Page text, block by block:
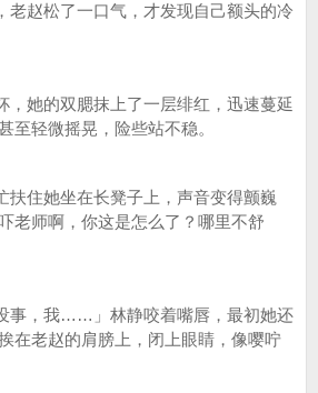
赵松了一口气，才发现自己额头的冷
她的双腮抹上了一层绯红，迅速蔓延
至轻微摇晃，险些站不稳。
住她坐在长凳子上，声音变得颤巍
老师啊，你这是怎么了？哪里不舒
，我……」林静咬着嘴唇，最初她还
在老赵的肩膀上，闭上眼睛，像嘤咛